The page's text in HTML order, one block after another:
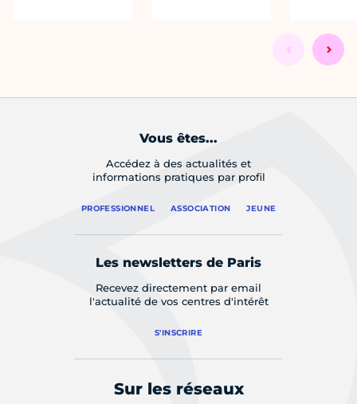
Vous êtes...
Accédez à des actualités et
informations pratiques par profil
PROFESSIONNEL ASSOCIATION JEUNE
Les newsletters de Paris
Recevez directement par email
l'actualité de vos centres d'intérêt
S'INSCRIRE
Sur les réseaux